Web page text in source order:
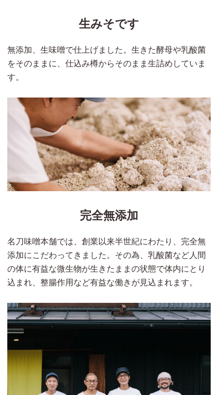
生みそです
無添加、生味噌で仕上げました。生きた酵母や乳酸菌
をそのままに、仕込み樽からそのまま生詰めしていま
す。
完全無添加
名刀味噌本舗では、創業以来半世紀にわたり、完全無
添加にこだわってきました。その為、乳酸菌など人間
の体に有益な微生物が生きたままの状態で体内にとり
込まれ、整腸作用など有益な働きが見込まれます。